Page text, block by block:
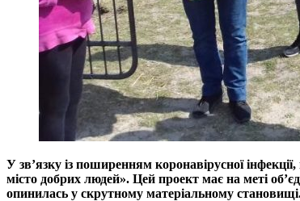
У зв’язку із поширенням коронавірусної
місто добрих людей». Цей проект має на меті
опинилась у скрутному матеріальному